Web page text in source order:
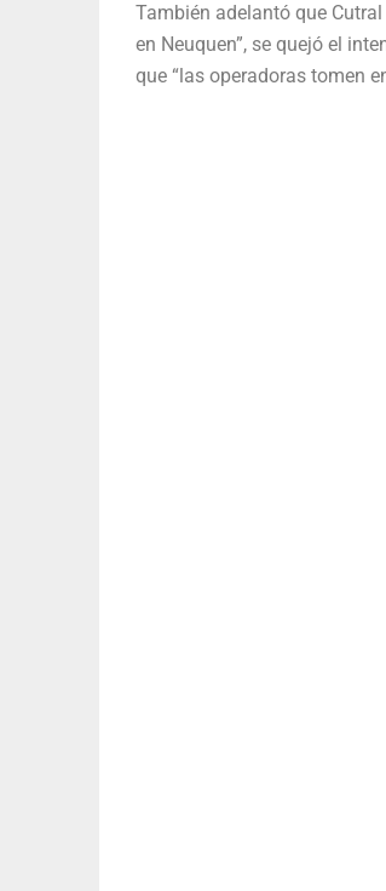
También adelantó que
en Neuquen”, se quejó el
que “las operadoras tomen